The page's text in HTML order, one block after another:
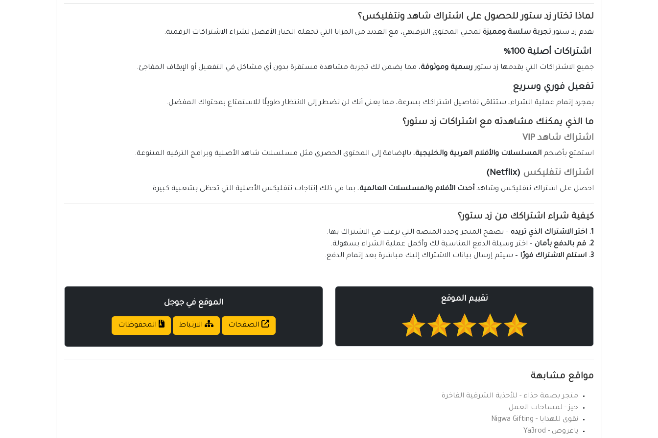
لماذا تختار زد ستور للحصول على اشتراك شاهد ونتفليكس؟
يقدم زد ستورتجربة سلسة ومميزة لمحبي المحتوى الترفيهي، مع العديد من المزايا التي تجعله الخيار الأفضل لشراء الاشتراكات الرقمية.
اشتراكات أصلية 100%
جميع الاشتراكات التي يقدمها زد ستوررسمية وموثوقة، مما يضمن لك تجربة مشاهدة مستقرة بدون أي مشاكل في التفعيل أو الإيقاف المفاجئ.
تفعيل فوري وسريع
بمجرد إتمام عملية الشراء، ستتلقى تفاصيل اشتراكك بسرعة، مما يعني أنك لن تضطر إلى الانتظار طويلًا للاستمتاع بمحتواك المفضل.
ما الذي يمكنك مشاهدته مع اشتراكات زد ستور؟
اشتراك شاهد VIP
استمتع بأضخم المسلسلات والأفلام العربية والخليجية، بالإضافة إلى المحتوى الحصري مثل مسلسلات شاهد الأصلية وبرامج الترفيه المتنوعة.
اشتراك نتفليكس (Netflix)
احصل على اشتراك نتفليكس وشاهد أحدث الأفلام والمسلسلات العالمية، بما في ذلك إنتاجات نتفليكس الأصلية التي تحظى بشعبية كبيرة.
كيفية شراء اشتراكك من زد ستور؟
1. اختر الاشتراك الذي تريده
– تصفح المتجر وحدد المنصة التي ترغب في الاشتراك بها.
2. قم بالدفع بأمان
– اختر وسيلة الدفع المناسبة لك وأكمل عملية الشراء بسهولة.
3. استلم الاشتراك فورًا
– سيتم إرسال بيانات الاشتراك إليك مباشرة بعد إتمام الدفع.
تقييم الموقع الموقع في جوجل
الصفحات الارتباط المحفوظات
مواقع مشابهة
متجر بصمة حذاء - للأحذية الشرقية الفاخرة
حيز - لمساحات العمل
نقوى للهدايا - Nigwa Gifting
ياعروض - Ya3rod